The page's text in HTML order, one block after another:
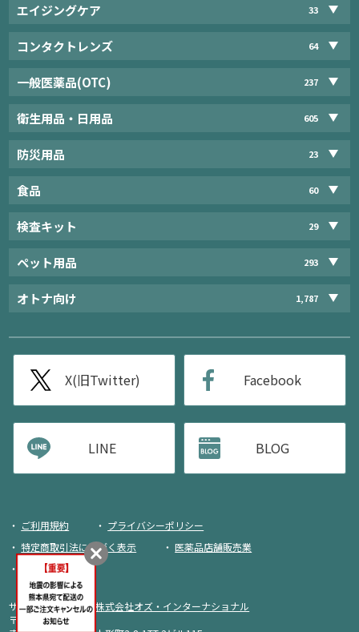
エイジングケア 33
コンタクトレンズ 64
一般医薬品(OTC) 237
衛生用品・日用品 605
防災用品 23
食品 60
検査キット 29
ペット用品 293
オトナ向け 1,787
X(旧Twitter) Facebook
LINE BLOG
ご利用規約
プライバシーポリシー
特定商取引法に基づく表示
医薬品店舗販売業
荷物追跡
サイト運営・企画： 株式会社オズ・インターナショナル
〒103-0013